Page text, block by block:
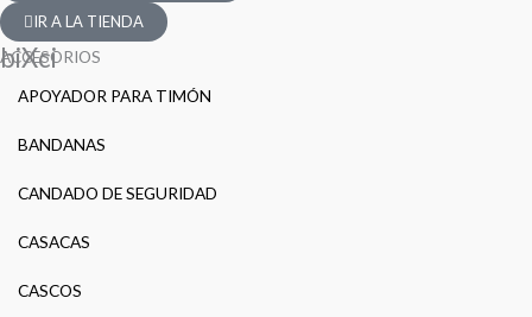
IR A LA TIENDA
ACCESORIOS
APOYADOR PARA TIMÓN
BANDANAS
CANDADO DE SEGURIDAD
CASACAS
CASCOS
biXci